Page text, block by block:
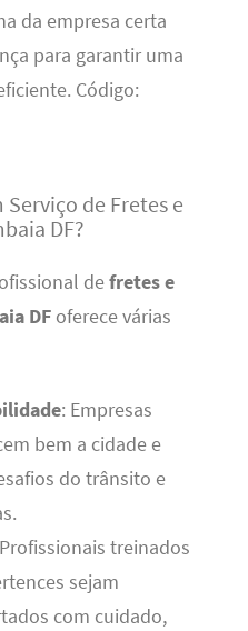
da empresa certa
para garantir uma
Código:
de Fretes e
DF?
defretes e
DFoferece várias
: Empresas
bem a cidade e
do trânsito e
treinados
sejam
com cuidado,